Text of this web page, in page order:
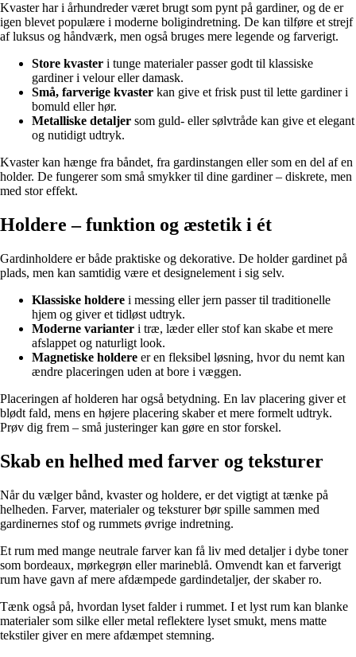
Kvaster har i århundreder været brugt som pynt på gardiner, og de er
igen blevet populære i moderne boligindretning. De kan tilføre et strejf
af luksus og håndværk, men også bruges mere legende og farverigt.
Store kvaster i tunge materialer passer godt til klassiske
gardiner i velour eller damask.
Små, farverige kvaster kan give et frisk pust til lette gardiner i
bomuld eller hør.
Metalliske detaljer som guld- eller sølvtråde kan give et elegant
og nutidigt udtryk.
Kvaster kan hænge fra båndet, fra gardinstangen eller som en del af en
holder. De fungerer som små smykker til dine gardiner – diskrete, men
med stor effekt.
Holdere – funktion og æstetik i ét
Gardinholdere er både praktiske og dekorative. De holder gardinet på
plads, men kan samtidig være et designelement i sig selv.
Klassiske holdere i messing eller jern passer til traditionelle
hjem og giver et tidløst udtryk.
Moderne varianter i træ, læder eller stof kan skabe et mere
afslappet og naturligt look.
Magnetiske holdere er en fleksibel løsning, hvor du nemt kan
ændre placeringen uden at bore i væggen.
Placeringen af holderen har også betydning. En lav placering giver et
blødt fald, mens en højere placering skaber et mere formelt udtryk.
Prøv dig frem – små justeringer kan gøre en stor forskel.
Skab en helhed med farver og teksturer
Når du vælger bånd, kvaster og holdere, er det vigtigt at tænke på
helheden. Farver, materialer og teksturer bør spille sammen med
gardinernes stof og rummets øvrige indretning.
Et rum med mange neutrale farver kan få liv med detaljer i dybe toner
som bordeaux, mørkegrøn eller marineblå. Omvendt kan et farverigt
rum have gavn af mere afdæmpede gardindetaljer, der skaber ro.
Tænk også på, hvordan lyset falder i rummet. I et lyst rum kan blanke
materialer som silke eller metal reflektere lyset smukt, mens matte
tekstiler giver en mere afdæmpet stemning.